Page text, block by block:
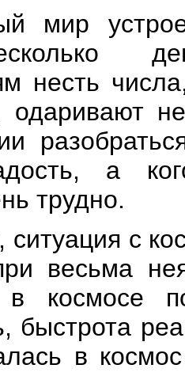
мир
несть
одаривают
а
трудно.
ситуация с
весьма
космосе
быстрота
в